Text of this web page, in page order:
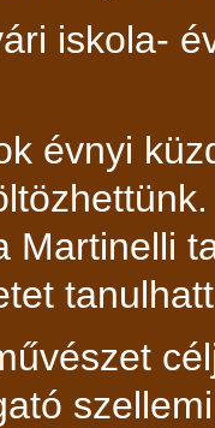
iskola-
évnyi
Martinelli